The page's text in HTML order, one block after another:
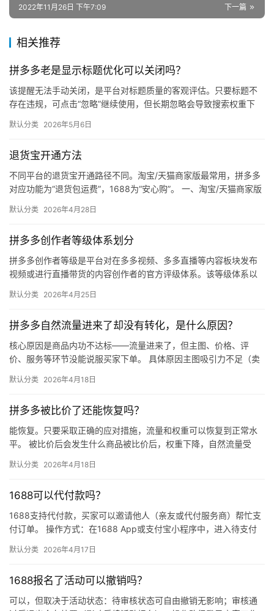
电
媒
体
社
登录
下一篇
2022年11月26日 下午7:09
相关推荐
拼多多老是显示标题优化可以关闭吗？
该提醒无法手动关闭，是平台对标题质量的客观评估。只要标题不
存在违规，可点击“忽略”继续使用，但长期忽略会导致搜索权重下
默认分类 2026年5月6日
退货宝开通方法
不同平台的退货宝开通路径不同。淘宝/天猫商家版最常用，拼多多
对应功能为“退货包运费”，1688为“安心购”。 一、淘宝/天猫商家版
默认分类 2026年4月28日
拼多多创作者等级体系划分
拼多多创作者等级是平台对在多多视频、多多直播等内容板块发布
视频或进行直播带货的内容创作者的官方评级体系。该等级体系以
同等级…
默认分类 2026年4月25日
拼多多自然流量进来了却没有转化，是什么原因？
核心原因是商品内功不达标——流量进来了，但主图、价格、评
价、服务等环节没能说服买家下单。 具体原因主图吸引力不足（卖
评少、…
默认分类 2026年4月18日
拼多多被比价了还能恢复吗？
能恢复。只要采取正确的应对措施，流量和权重可以恢复到正常水
平。 被比价后会发生什么商品被比价后，权重下降，自然流量受
网价格…
默认分类 2026年4月18日
1688可以代付款吗？
1688支持代付款，买家可以邀请他人（亲友或代付服务商）帮忙支
付订单。 操作方式：在1688 App或支付宝小程序中，进入待支付
默认分类 2026年4月17日
1688报名了活动可以撤销吗？
可以，但取决于活动状态：待审核状态可自由撤销无影响；审核通